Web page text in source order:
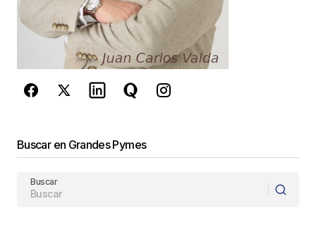
privacidady losTérminos del servicio
de Googlese aplican.
Enviar Comentario
Buscar en Grandes Pymes
Buscar